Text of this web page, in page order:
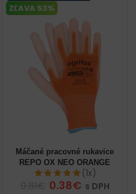
ZĽAVA 53%
Máčané pracovné rukavice
REPO OX NEO ORANGE
(1x)
0.38€ s DPH